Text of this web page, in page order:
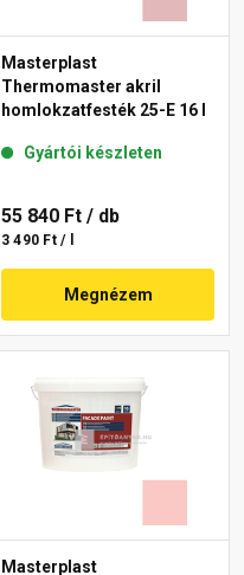
Masterplast
Thermomaster akril
homlokzatfesték 25-E 16 l
Gyártói készleten
55 840 Ft / db
3 490 Ft / l
Megnézem
Masterplast